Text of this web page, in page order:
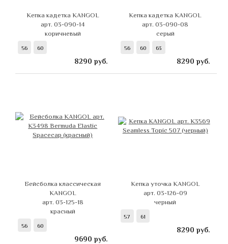
Кепка кадетка KANGOL
арт. 03-090-14
коричневый
56 60
8290 руб.
Кепка кадетка KANGOL
арт. 03-090-08
серый
56 60 63
8290 руб.
Бейсболка классическая
KANGOL
арт. 03-125-18
красный
56 60
9690 руб.
Кепка уточка KANGOL
арт. 03-126-09
черный
57 61
8290 руб.